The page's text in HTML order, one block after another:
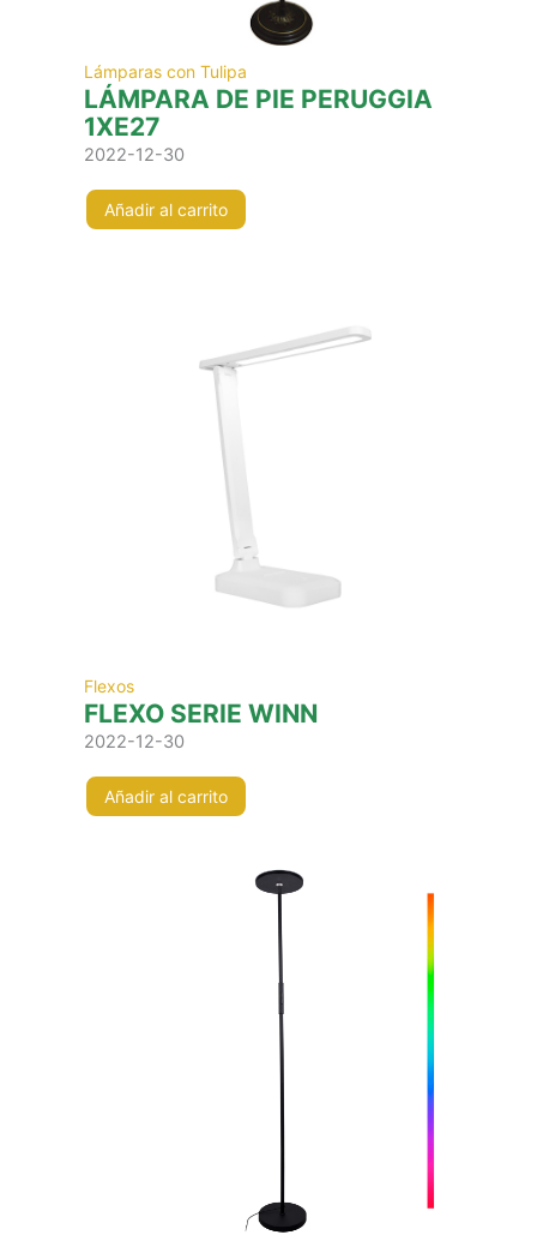
Lámparas con Tulipa
LÁMPARA DE PIE PERUGGIA
1XE27
2022-12-30
Añadir al carrito
Flexos
FLEXO SERIE WINN
2022-12-30
Añadir al carrito